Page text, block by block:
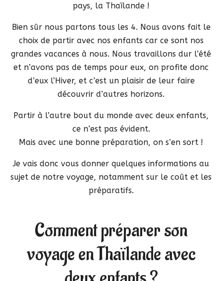
pays, la Thaïlande !
Bien sûr nous partons tous les 4. Nous avons fait le
choix de partir avec nos enfants car ce sont nos
grandes vacances à nous. Nous travaillons dur l’été
et n’avons pas de temps pour eux, on profite donc
d’eux l’Hiver, et c’est un plaisir de leur faire
découvrir d’autres horizons.
Partir à l’autre bout du monde avec deux enfants,
ce n’est pas évident.
Mais avec une bonne préparation, on s’en sort !
Je vais donc vous donner quelques informations au
sujet de notre voyage, notamment sur le coût et les
préparatifs.
Comment préparer son
voyage en Thaïlande avec